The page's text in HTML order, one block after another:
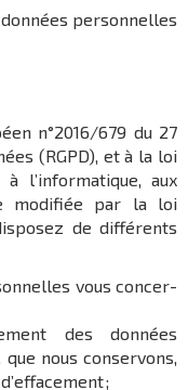
person­nelles
n°2016/679 du 27
(RGPD), et à la loi
l’in­for­ma­tique, aux
modi­fiée par la loi
de diffé­rents
vous concer­
des données
nous conser­vons,
;